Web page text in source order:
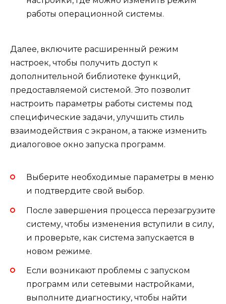
работы операционной системы.
Далее, включите расширенный режим
настроек, чтобы получить доступ к
дополнительной библиотеке функций,
предоставляемой системой. Это позволит
настроить параметры работы системы под
специфические задачи, улучшить стиль
взаимодействия с экраном, а также изменить
диалоговое окно запуска программ.
Выберите необходимые параметры в меню
и подтвердите свой выбор.
После завершения процесса перезагрузите
систему, чтобы изменения вступили в силу,
и проверьте, как система запускается в
новом режиме.
Если возникают проблемы с запуском
программ или сетевыми настройками,
выполните диагностику, чтобы найти